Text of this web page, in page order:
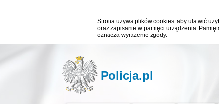
Strona używa plików cookies, aby ułatwić
oraz zapisanie w pamięci urządzenia.
oznacza wyrażenie zgody.
Policja.pl